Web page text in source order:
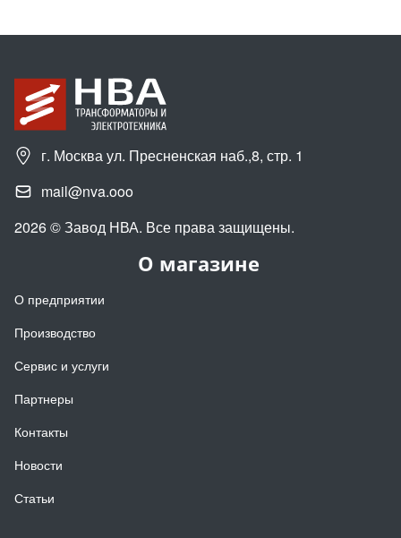
О магазине
О предприятии
Производство
Сервис и услуги
Партнеры
Контакты
Новости
Статьи
г. Москва ул. Пресненская наб.,8, стр. 1
mail@nva.ooo
2026 © Завод НВА. Все права защищены.